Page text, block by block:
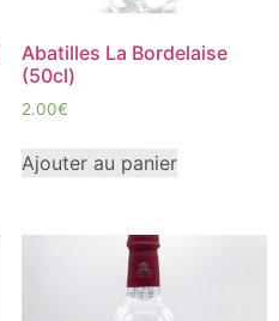
Abatilles La Bordelaise
(50cl)
2.00€
Ajouter au panier